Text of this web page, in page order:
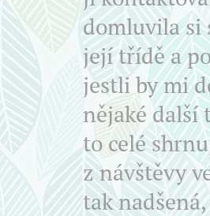
domluvila si
její třídě a
jestli by mi
nějaké další
to celé
z návštěvy
tak